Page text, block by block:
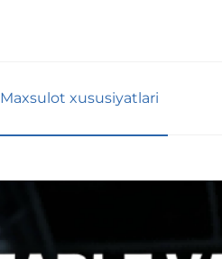
Maxsulot xususiyatlari